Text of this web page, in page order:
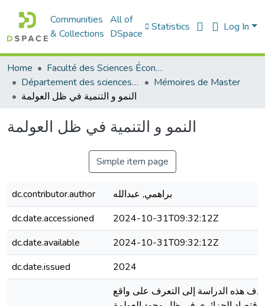
Communities
& Collections
All of
DSpace
Statistics Log In
Home
Faculté des Sciences Économiques Commerciales et des Sciences de Gestion
Département des sciences économiques
Mémoires de Master
النمو و التنمية في ظل العولمة
النمو و التنمية في ظل العولمة
Simple item page
dc.contributor.author
براهمي, عبدالله
dc.date.accessioned
2024-10-31T09:32:12Z
dc.date.available
2024-10-31T09:32:12Z
dc.date.issued
2024
هذه الدراسة إلى التعرف على واقع